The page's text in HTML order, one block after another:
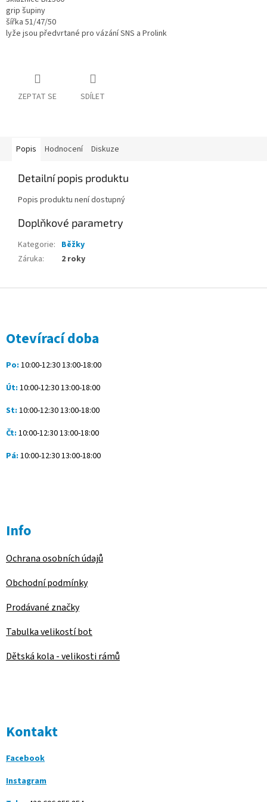
grip šupiny
šířka 51/47/50
lyže jsou předvrtané pro vázání SNS a Prolink
ZEPTAT SE SDÍLET
Popis Hodnocení Diskuze
Detailní popis produktu
Popis produktu není dostupný
Doplňkové parametry
Kategorie: Běžky
Záruka: 2 roky
Otevírací doba
Po: 10:00-12:30 13:00-18:00
Út: 10:00-12:30 13:00-18:00
St: 10:00-12:30 13:00-18:00
Čt: 10:00-12:30 13:00-18:00
Pá: 10:00-12:30 13:00-18:00
Info
Ochrana osobních údajů
Obchodní podmínky
Prodávané značky
Tabulka velikostí bot
Dětská kola - velikosti rámů
Kontakt
Facebook
Instagram